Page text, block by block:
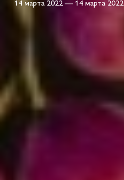
14 марта 2022 — 14 марта 2022